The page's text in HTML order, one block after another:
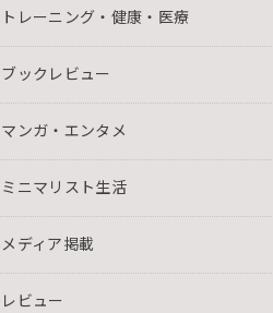
トレーニング・健康・医療
ブックレビュー
マンガ・エンタメ
ミニマリスト生活
メディア掲載
レビュー